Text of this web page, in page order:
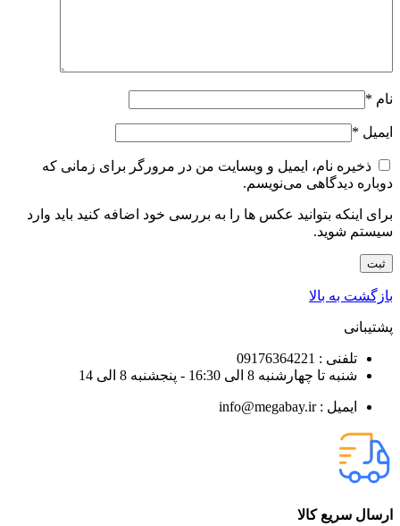
نام *
ایمیل *
ذخیره نام، ایمیل و وبسایت من در مرورگر برای زمانی که
دوباره دیدگاهی می‌نویسم.
برای اینکه بتوانید عکس ها را به بررسی خود اضافه کنید باید وارد
سیستم شوید.
بازگشت به بالا
پشتیبانی
تلفنی : 09176364221
شنبه تا چهارشنبه 8 الی 16:30 - پنجشنبه 8 الی 14
ایمیل : info@megabay.ir
ارسال سریع کالا